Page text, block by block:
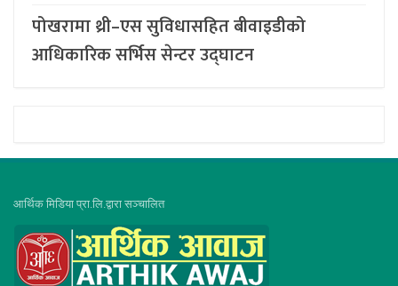
पोखरामा थ्री–एस सुविधासहित बीवाइडीको
आधिकारिक सर्भिस सेन्टर उद्घाटन
आर्थिक मिडिया प्रा.लि.द्वारा सञ्चालित